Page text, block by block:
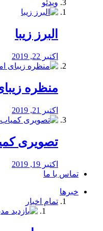
ویدئو
البرز زیبا
اکتبر 22, 2019
منظره‌‌
اکتبر 21, 2019
️تصویری
اکتبر 19, 2019
تماس با ما
خبرها
تمام اخبار